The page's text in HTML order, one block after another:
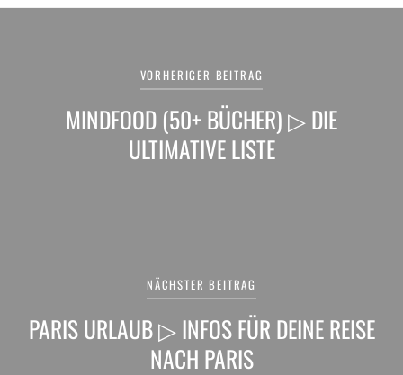
VORHERIGER BEITRAG
MINDFOOD (50+ BÜCHER) ▷ DIE
ULTIMATIVE LISTE
NÄCHSTER BEITRAG
PARIS URLAUB ▷ INFOS FÜR DEINE REISE
NACH PARIS